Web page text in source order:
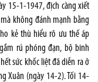
15-1-1947, địch càng xiết
không đánh mạnh bằng
kẻ thù hiểu rõ ưu thế áp
rú phóng đạn, bộ binh
sức khốc liệt đã diễn ra ở
Xuân (ngày 14-2). Tối 14-